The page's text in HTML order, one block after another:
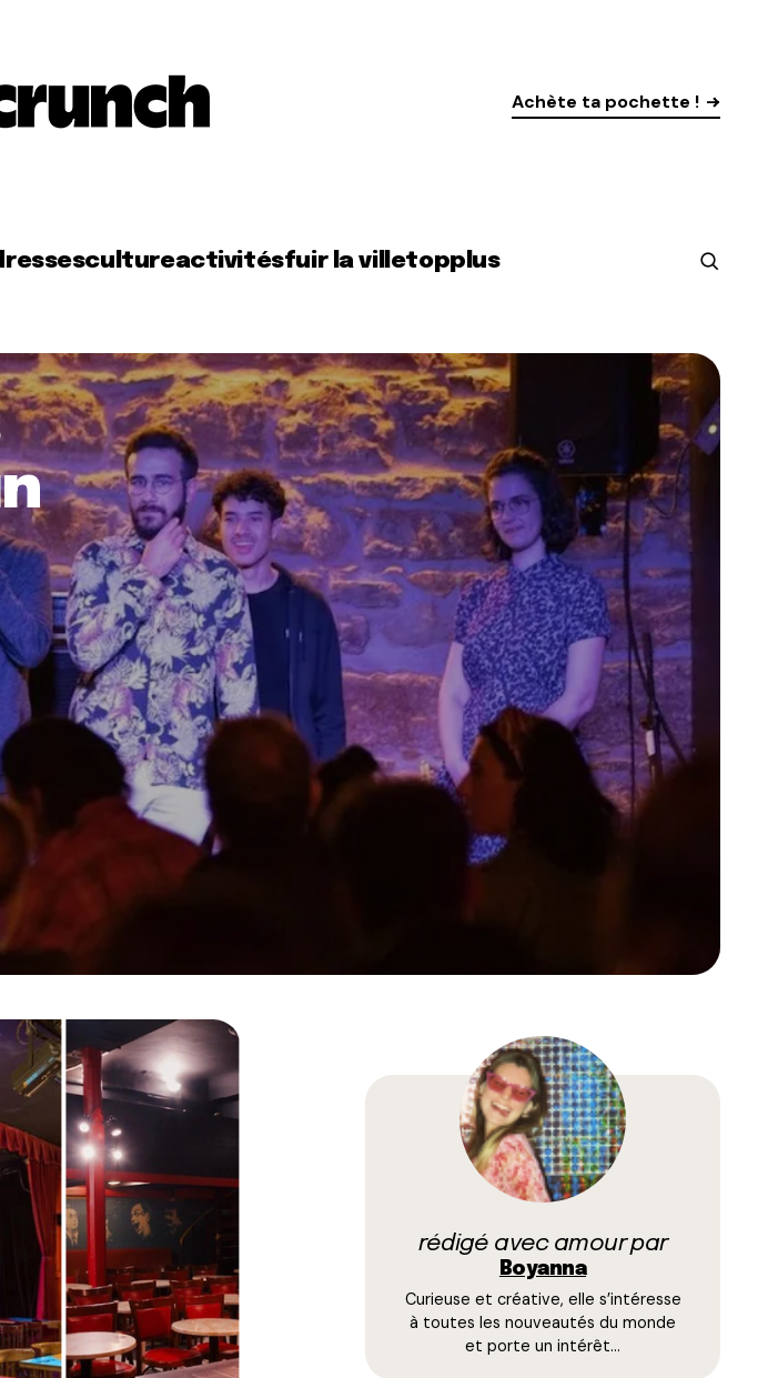
Achète ta pochette !
cultureactivitésfuir la villetopplus
rédigé avec amour par
Boyanna
Curieuse et créative, elle s’intéresse
à toutes les nouveautés du monde
et porte un intérêt…